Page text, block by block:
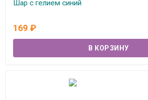
Шар с гелием синий
169 ₽